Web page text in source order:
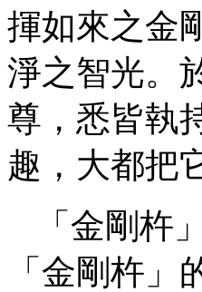
揮如來之金
淨之智光。
尊，悉皆執
趣，大都把
「金剛杵
「金剛杵